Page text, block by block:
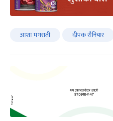
आशा मगराती दीपक रौनियार